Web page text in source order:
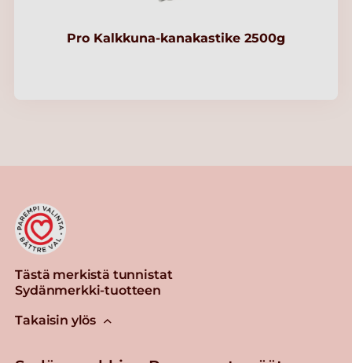
Pro Kalkkuna-kanakastike 2500g
Tästä merkistä tunnistat
Sydänmerkki-tuotteen
Takaisin ylös